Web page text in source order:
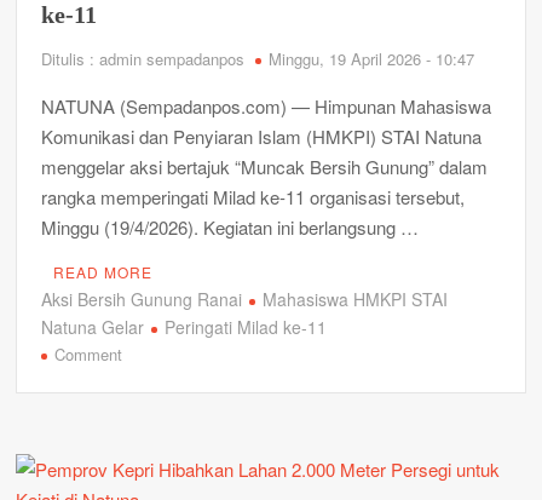
ke-11
Ditulis : admin sempadanpos Minggu, 19 April 2026 - 10:47
NATUNA (Sempadanpos.com) — Himpunan Mahasiswa
Komunikasi dan Penyiaran Islam (HMKPI) STAI Natuna
menggelar aksi bertajuk “Muncak Bersih Gunung” dalam
rangka memperingati Milad ke-11 organisasi tersebut,
Minggu (19/4/2026). Kegiatan ini berlangsung …
READ MORE
Aksi Bersih Gunung Ranai
Mahasiswa HMKPI STAI
Natuna Gelar
Peringati Milad ke-11
Commenton
Natuna
Gelar